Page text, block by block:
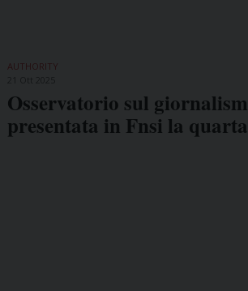
AUTHORITY
Osservatorio sul
presentata in Fnsi la